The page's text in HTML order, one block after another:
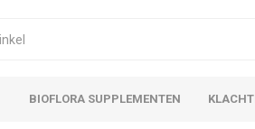
BIOFLORA SUPPLEMENTEN